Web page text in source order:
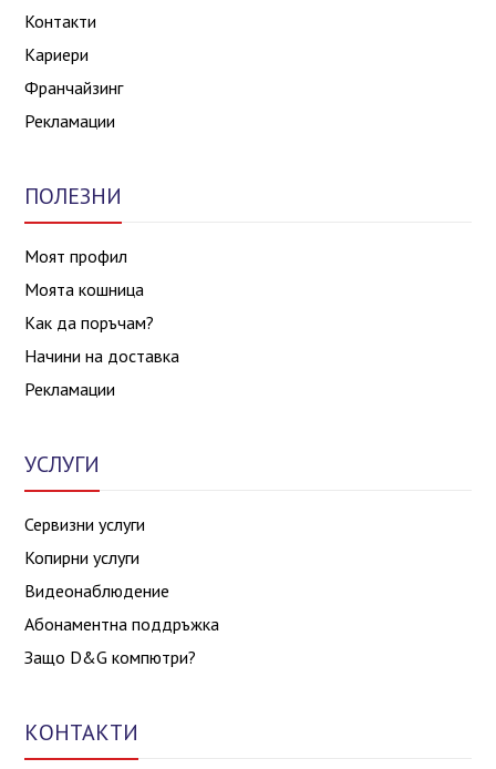
Контакти
Кариери
Франчайзинг
Рекламации
ПОЛЕЗНИ
Моят профил
Моята кошница
Как да поръчам?
Начини на доставка
Рекламации
УСЛУГИ
Сервизни услуги
Копирни услуги
Видеонаблюдение
Абонаментна поддръжка
Защо D&G компютри?
КОНТАКТИ